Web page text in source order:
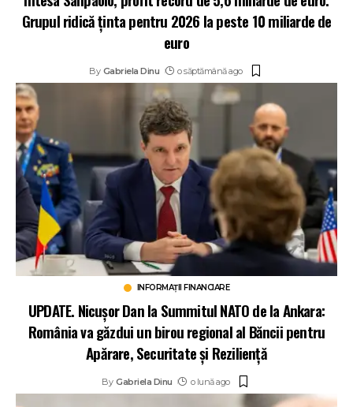
Grupul ridică ținta pentru 2026 la peste 10 miliarde de
euro
By Gabriela Dinu o săptămână ago
INFORMAȚII FINANCIARE
UPDATE. Nicușor Dan la Summitul NATO de la Ankara:
România va găzdui un birou regional al Băncii pentru
Apărare, Securitate și Reziliență
By Gabriela Dinu o lună ago